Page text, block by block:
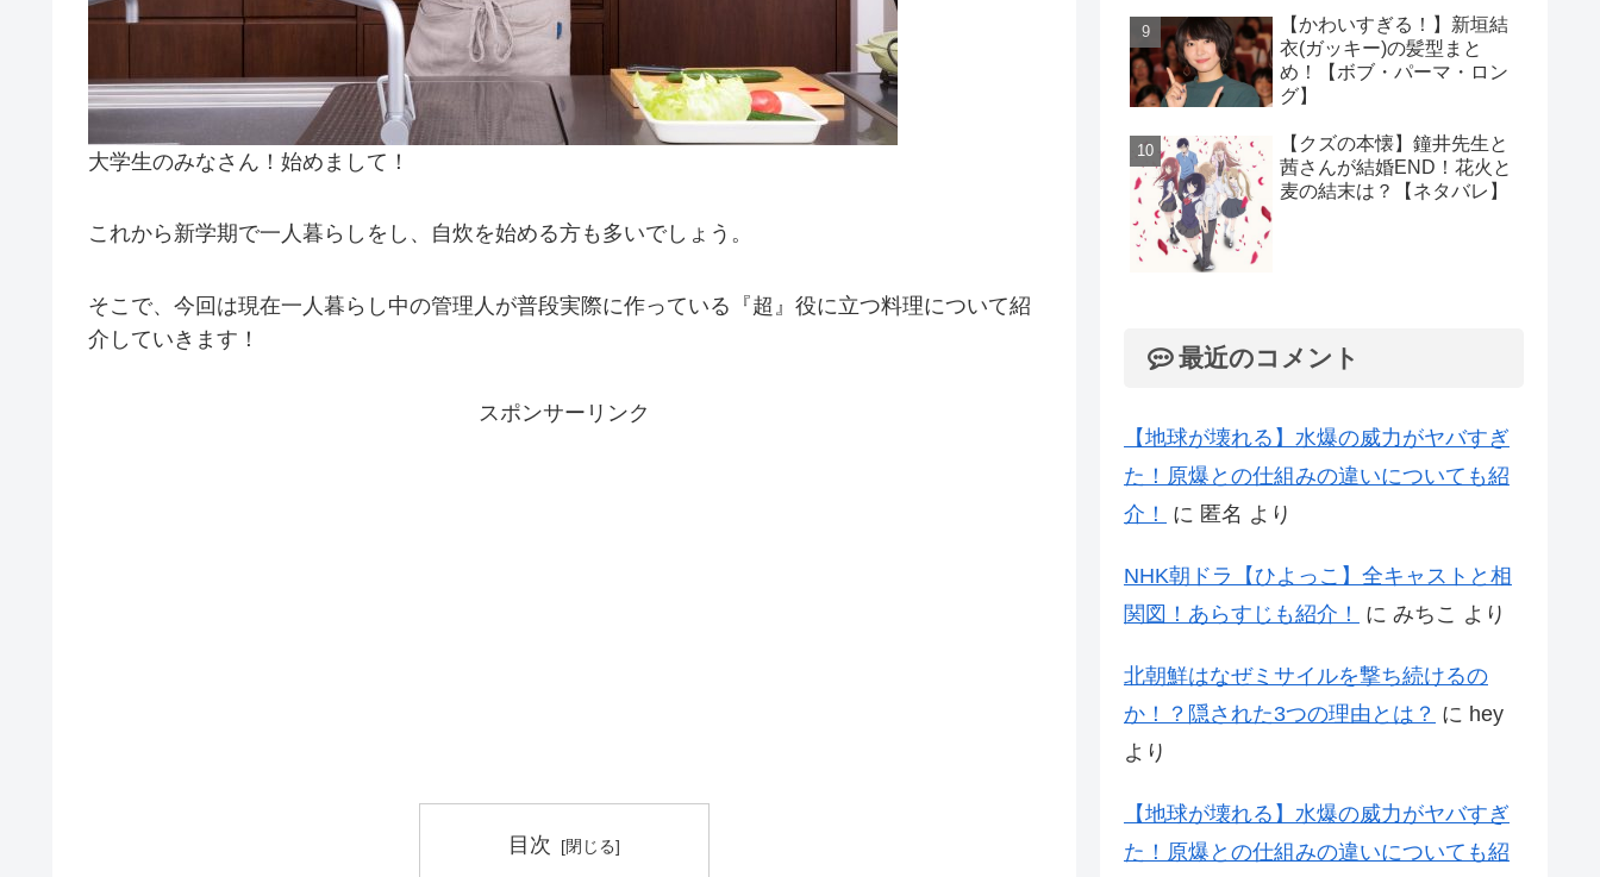
大学生のみなさん！始めまして！
これから新学期で一人暮らしをし、自炊を始める方も多いでしょう。
そこで、今回は現在一人暮らし中の管理人が普段実際に作っている『超』役に立つ料理について紹
介していきます！
スポンサーリンク
目次
【かわいすぎる！】新垣結
衣(ガッキー)の髪型まと
め！【ボブ・パーマ・ロン
グ】
【クズの本懐】鐘井先生と
茜さんが結婚END！花火と
麦の結末は？【ネタバレ】
最近のコメント
【地球が壊れる】水爆の威力がヤバすぎ
た！原爆との仕組みの違いについても紹
介！
に 匿名 より
NHK朝ドラ【ひよっこ】全キャストと相
関図！あらすじも紹介！
に みちこ より
北朝鮮はなぜミサイルを撃ち続けるの
か！？隠された3つの理由とは？ に hey
より
【地球が壊れる】水爆の威力がヤバすぎ
た！原爆との仕組みの違いについても紹